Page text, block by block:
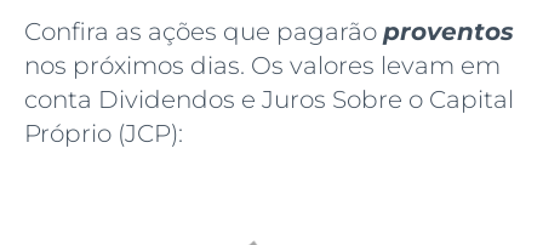
Confira as ações que pagarão proventos
nos próximos dias. Os valores levam em
conta Dividendos e Juros Sobre o Capital
Próprio (JCP):